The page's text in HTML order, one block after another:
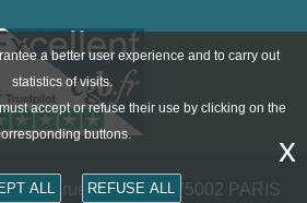
- 36 rue Vivienne - 75002 PARIS
a better user experience and to carry out
statistics of visits.
accept or refuse their use by clicking on the
buttons.
ALL REFUSE ALL
x